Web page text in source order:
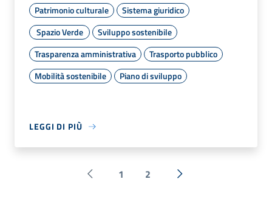
Patrimonio culturale
Sistema giuridico
Spazio Verde
Sviluppo sostenibile
Trasparenza amministrativa
Trasporto pubblico
Mobilità sostenibile
Piano di sviluppo
LEGGI DI PIÙ
Pagina precedente
1 2 Successiva »